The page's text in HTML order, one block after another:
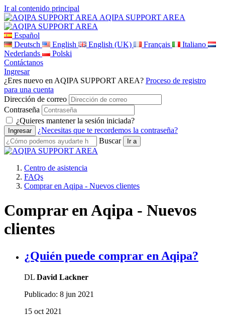
Ir al contenido principal
AQIPA SUPPORT AREA
Español
Deutsch
English English (UK) Français
Italiano
Nederlands
Polski
Contáctanos
Ingresar
¿Eres nuevo en AQIPA SUPPORT AREA? Proceso de registro
para una cuenta
Dirección de correo
Contraseña
¿Quieres mantener la sesión iniciada?
¿Necesitas que te recordemos la contraseña?
Buscar
Centro de asistencia
FAQs
Comprar en Aqipa - Nuevos clientes
Comprar en Aqipa - Nuevos
clientes
¿Quién puede comprar en Aqipa?
DL David Lackner
Publicado: 8 jun 2021
15 oct 2021